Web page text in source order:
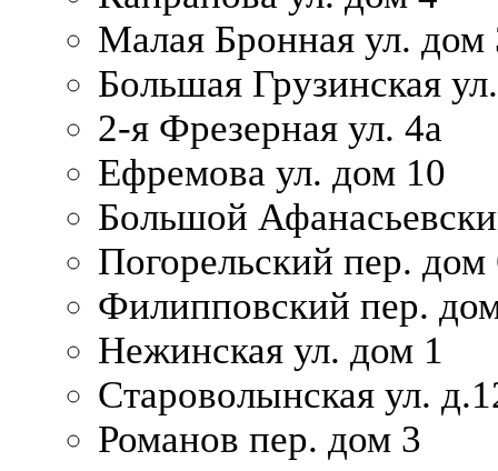
Малая Бронная ул. дом
Большая Грузинская
2-я Фрезерная ул. 4а
Ефремова ул. дом 10
Большой
Погорельский пер. дом
Филипповский пер.
Нежинская ул. дом 1
Староволынская ул.
Романов пер. дом 3